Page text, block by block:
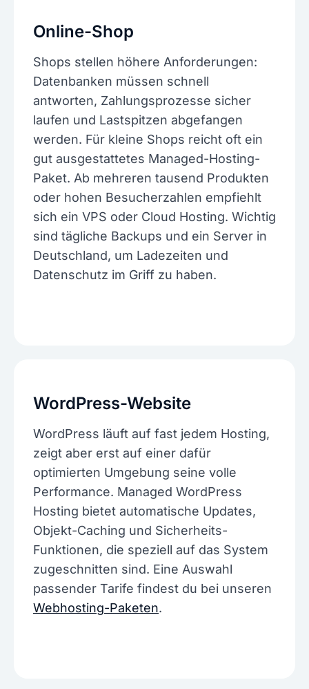
Online-Shop
Shops stellen höhere Anforderungen:
Datenbanken müssen schnell
antworten, Zahlungsprozesse sicher
laufen und Lastspitzen abgefangen
werden. Für kleine Shops reicht oft ein
gut ausgestattetes Managed-Hosting-
Paket. Ab mehreren tausend Produkten
oder hohen Besucherzahlen empfiehlt
sich ein VPS oder Cloud Hosting. Wichtig
sind tägliche Backups und ein Server in
Deutschland, um Ladezeiten und
Datenschutz im Griff zu haben.
WordPress-Website
WordPress läuft auf fast jedem Hosting,
zeigt aber erst auf einer dafür
optimierten Umgebung seine volle
Performance. Managed WordPress
Hosting bietet automatische Updates,
Objekt-Caching und Sicherheits-
Funktionen, die speziell auf das System
zugeschnitten sind. Eine Auswahl
passender Tarife findest du bei unseren
Webhosting-Paketen.